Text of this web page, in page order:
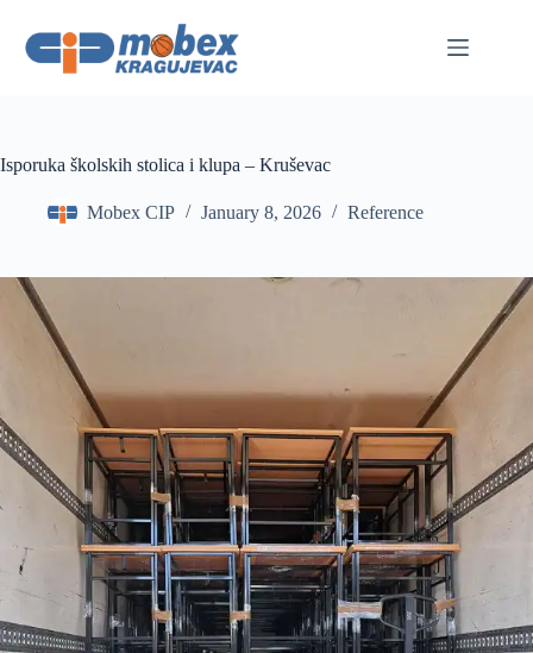
content
Isporuka školskih stolica i klupa – Kruševac
Mobex CIP January 8, 2026 Reference